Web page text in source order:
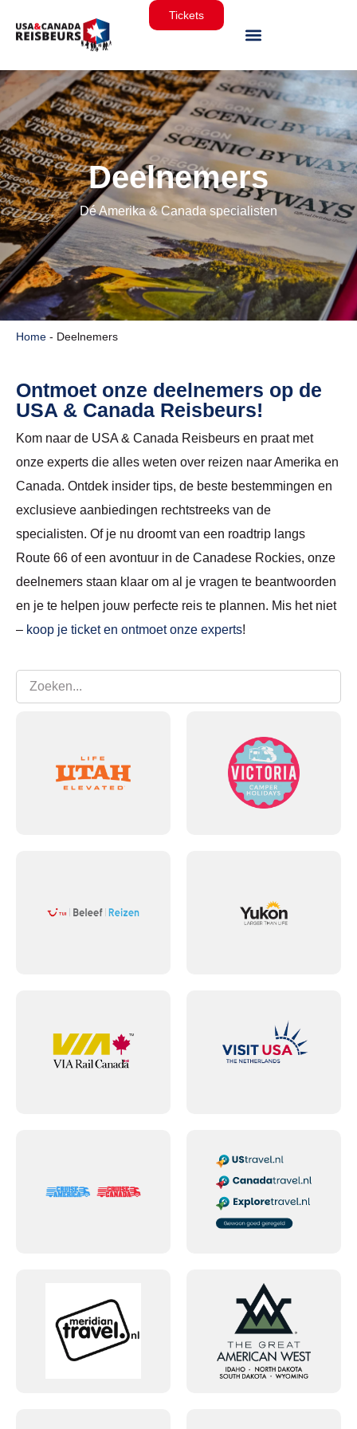
Tickets
Deelnemers
Dé Amerika & Canada specialisten
Home - Deelnemers
Ontmoet onze deelnemers op de
USA & Canada Reisbeurs!
Kom naar de USA & Canada Reisbeurs en praat met
onze experts die alles weten over reizen naar Amerika en
Canada. Ontdek insider tips, de beste bestemmingen en
exclusieve aanbiedingen rechtstreeks van de
specialisten. Of je nu droomt van een roadtrip langs
Route 66 of een avontuur in de Canadese Rockies, onze
deelnemers staan klaar om al je vragen te beantwoorden
en je te helpen jouw perfecte reis te plannen. Mis het niet
– koop je ticket en ontmoet onze experts!